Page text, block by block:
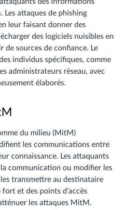
Les attaques de phishing
leur faisant donner des
des logiciels nuisibles en
de sources de confiance. Le
individus spécifiques, comme
administrateurs réseau, avec
élaborés.
du milieu (MitM)
les communications entre
connaissance. Les attaquants
communication ou modifier les
les transmettre au destinataire
et des points d’accès
les attaques MitM.